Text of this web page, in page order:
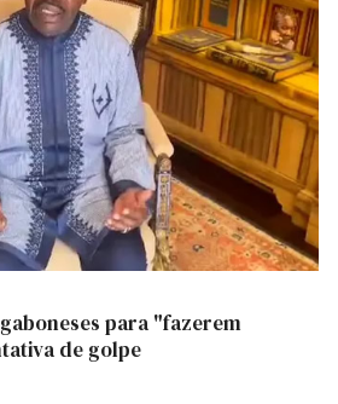
para "fazerem
de golpe